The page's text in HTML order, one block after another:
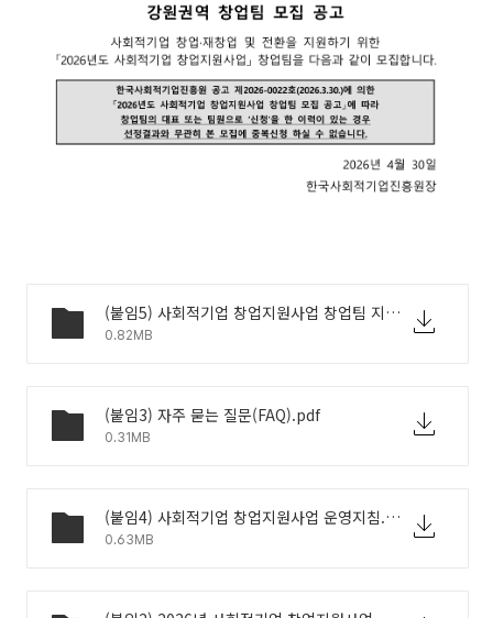
(붙임5) 사회적기업 창업지원사업 창업팀 지원금 회계처리기준.pdf
0.82MB
(붙임3) 자주 묻는 질문(FAQ).pdf
0.31MB
(붙임4) 사회적기업 창업지원사업 운영지침.pdf
0.63MB